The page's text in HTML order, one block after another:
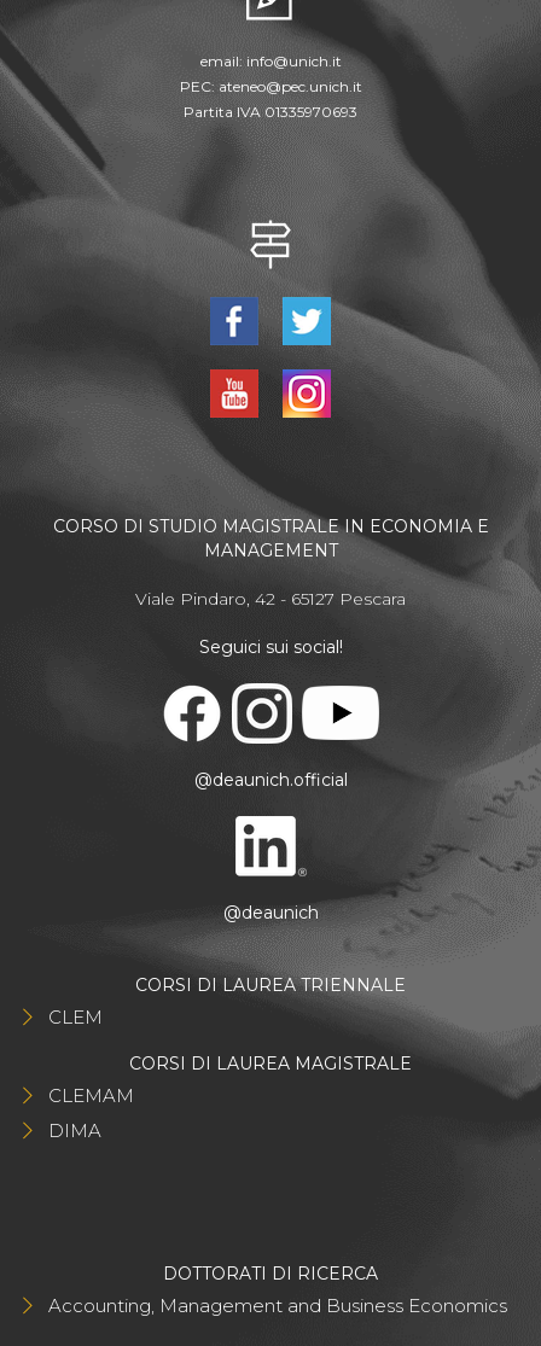
email: info@unich.it
PEC: ateneo@pec.unich.it
Partita IVA 01335970693
CORSO DI STUDIO MAGISTRALE IN ECONOMIA E
MANAGEMENT
Viale Pindaro, 42 - 65127 Pescara
Seguici sui social!
@deaunich.official
@deaunich
CORSI DI LAUREA TRIENNALE
CLEM
CORSI DI LAUREA MAGISTRALE
CLEMAM
DIMA
DOTTORATI DI RICERCA
Accounting, Management and Business Economics